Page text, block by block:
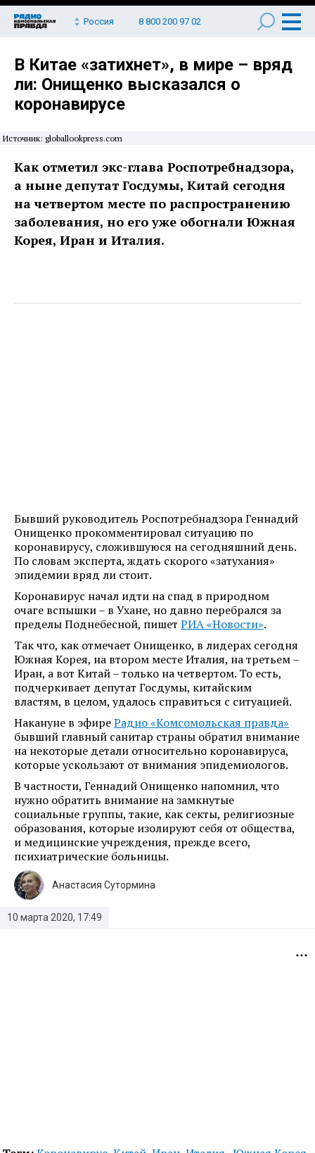
Россия 8 800 200 97 02
В Китае «затихнет», в мире – вряд
ли: Онищенко высказался о
коронавирусе
Источник: globallookpress.com
Как отметил экс-глава Роспотребнадзора,
а ныне депутат Госдумы, Китай сегодня
на четвертом месте по распространению
заболевания, но его уже обогнали Южная
Корея, Иран и Италия.
Бывший руководитель Роспотребнадзора Геннадий
Онищенко прокомментировал ситуацию по
коронавирусу, сложившуюся на сегодняшний день.
По словам эксперта, ждать скорого «затухания»
эпидемии вряд ли стоит.
Коронавирус начал идти на спад в природном
очаге вспышки – в Ухане, но давно перебрался за
пределы Поднебесной, пишет РИА «Новости».
Так что, как отмечает Онищенко, в лидерах сегодня
Южная Корея, на втором месте Италия, на третьем –
Иран, а вот Китай – только на четвертом. То есть,
подчеркивает депутат Госдумы, китайским
властям, в целом, удалось справиться с ситуацией.
Накануне в эфиреРадио «Комсомольская правда»
бывший главный санитар страны обратил внимание
на некоторые детали относительно коронавируса,
которые ускользают от внимания эпидемиологов.
В частности, Геннадий Онищенко напомнил, что
нужно обратить внимание на замкнутые
социальные группы, такие, как секты, религиозные
образования, которые изолируют себя от общества,
и медицинские учреждения, прежде всего,
психиатрические больницы.
10 марта 2020, 17:49
Анастасия Сутормина